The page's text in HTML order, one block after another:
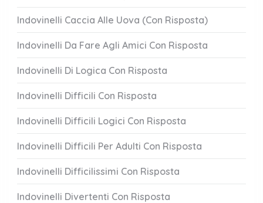
Indovinelli Caccia Alle Uova (Con Risposta)
Indovinelli Da Fare Agli Amici Con Risposta
Indovinelli Di Logica Con Risposta
Indovinelli Difficili Con Risposta
Indovinelli Difficili Logici Con Risposta
Indovinelli Difficili Per Adulti Con Risposta
Indovinelli Difficilissimi Con Risposta
Indovinelli Divertenti Con Risposta